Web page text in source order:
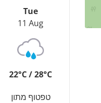
Tue
11 Aug
22°C / 28°C
טפטוף מתון